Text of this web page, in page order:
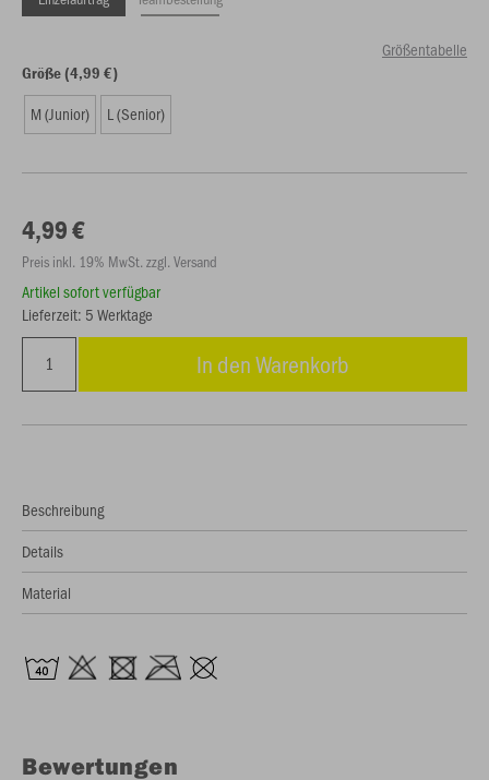
Größentabelle
Größe (4,99 €)
M (Junior) L (Senior)
4,99 €
Preis inkl. 19% MwSt. zzgl. Versand
Artikel sofort verfügbar
Lieferzeit: 5 Werktage
In den Warenkorb
Beschreibung
Details
Material
Bewertungen